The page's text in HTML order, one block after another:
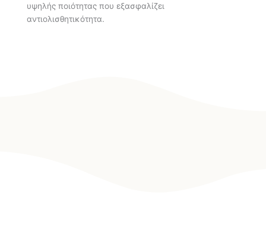
υψηλής ποιότητας που εξασφαλίζει
αντιολισθητικότητα.